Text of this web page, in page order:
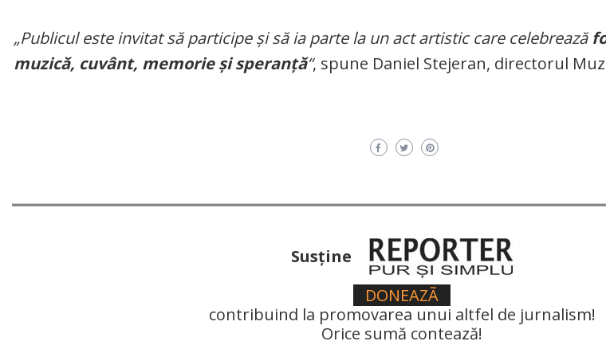
„Publicul este invitat să participe și să ia parte la un act artistic care celebrează
muzică, cuvânt, memorie și speranță“, spune Daniel Stejeran, directorul
Susţine
DONEAZÃ
contribuind la promovarea unui altfel de jurnalism!
Orice sumă contează!